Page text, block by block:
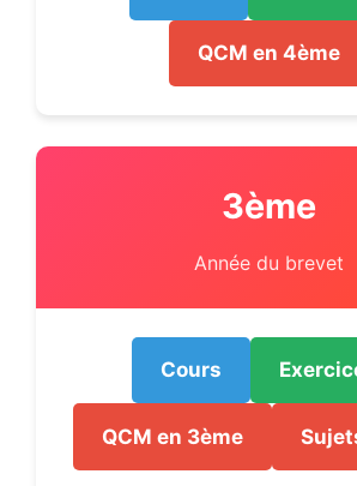
QCM en 4ème
3ème
Année du brevet
Cours
QCM en 3ème